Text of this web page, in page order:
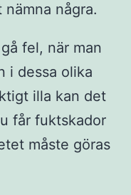
några.
fel, när man
i dessa olika
illa kan det
får fuktskador
måste göras